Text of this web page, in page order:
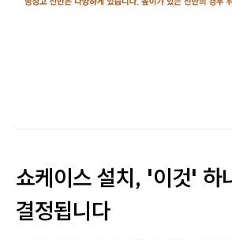
쇼케이스 설치, '이것' 하
결정됩니다